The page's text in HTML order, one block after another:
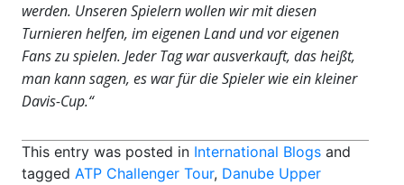
werden. Unseren Spielern wollen wir mit diesen
Turnieren helfen, im eigenen Land und vor eigenen
Fans zu spielen. Jeder Tag war ausverkauft, das heißt,
man kann sagen, es war für die Spieler wie ein kleiner
Davis-Cup.“
This entry was posted in International Blogs and
tagged ATP Challenger Tour, Danube Upper